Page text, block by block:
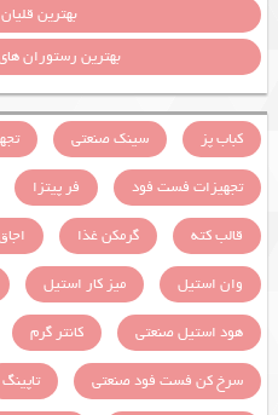
بهترین
بهترین رستوران
کباب پز سینک صنعتی
تجهیزات فست فود
فر پیتزا
قالب کته
گرمکن غذا
وان استیل
میز کار استیل
هود استیل صنعتی
کانتر گرم
سرخ کن فست فود صنعتی
تاپینگ